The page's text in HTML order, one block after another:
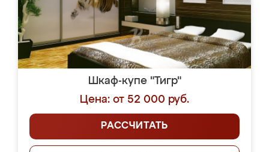
Шкаф-купе "Тигр"
Цена: от 52 000 руб.
РАССЧИТАТЬ